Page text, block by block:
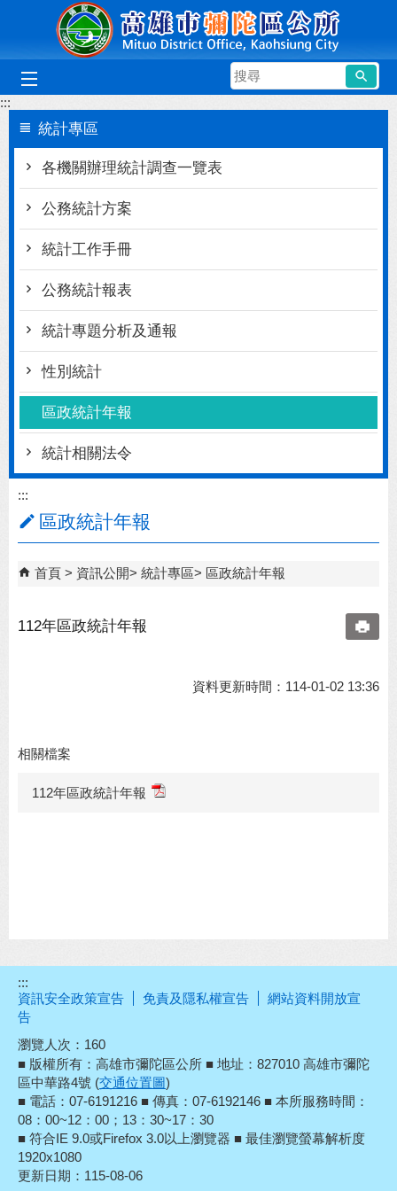
跳到主要內容區塊
搜
尋
:::
統計專區
各機關辦理統計調查一覽表
公務統計方案
統計工作手冊
公務統計報表
統計專題分析及通報
性別統計
區政統計年報
統計相關法令
:::
區政統計年報
首頁 資訊公開 統計專區 區政統計年報
112年區政統計年報
資料更新時間：114-01-02 13:36
相關檔案
112年區政統計年報
:::
資訊安全政策宣告
免責及隱私權宣告
網站資料開放宣
告
瀏覽人次： 160
■ 版權所有：高雄市彌陀區公所 ■ 地址：827010 高雄市彌陀
區中華路4號 (交通位置圖)
■ 電話：07-6191216 ■ 傳真：07-6192146 ■ 本所服務時間：
08：00~12：00；13：30~17：30
■ 符合IE 9.0或Firefox 3.0以上瀏覽器 ■ 最佳瀏覽螢幕解析度
1920x1080
更新日期： 115-08-06